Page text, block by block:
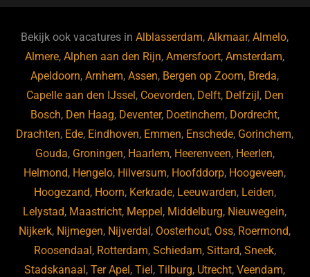
b
o
o
k
ky dI
n
Bekijk ook vacatures inAlblasserdam,Alkmaar,Almelo,
Almere,Alphen aan den Rijn,Amersfoort,Amsterdam,
Apeldoorn,Arnhem,Assen, Bergen op Zoom, Breda,
Capelle aan den IJssel , Coevorden, Delft, Delfzijl , Den
Bosch, Den Haag, Deventer, Doetinchem, Dordrecht,
Drachten, Ede, Eindhoven, Emmen, Enschede, Gorinchem,
Gouda, Groningen, Haarlem, Heerenveen, Heerlen,
Helmond, Hengelo, Hilversum, Hoofddorp, Hoogeveen,
Hoogezand, Hoorn, Kerkrade, Leeuwarden, Leiden,
Lelystad, Maastricht, Meppel , Middelburg, Nieuwegein,
Nijkerk, Nijmegen, Nijverdal , Oosterhout, Oss, Roermond,
Roosendaal , Rotterdam, Schiedam, Sittard, Sneek,
Stadskanaal ,Ter Apel ,Tiel ,Tilburg, Utrecht,Veendam,